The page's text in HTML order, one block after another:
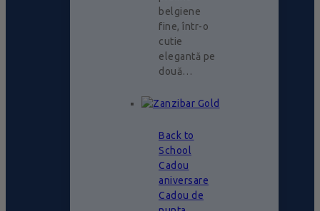
belgiene
fine, într-o
cutie
elegantă pe
două…
Back to
School
Cadou
aniversare
Cadou de